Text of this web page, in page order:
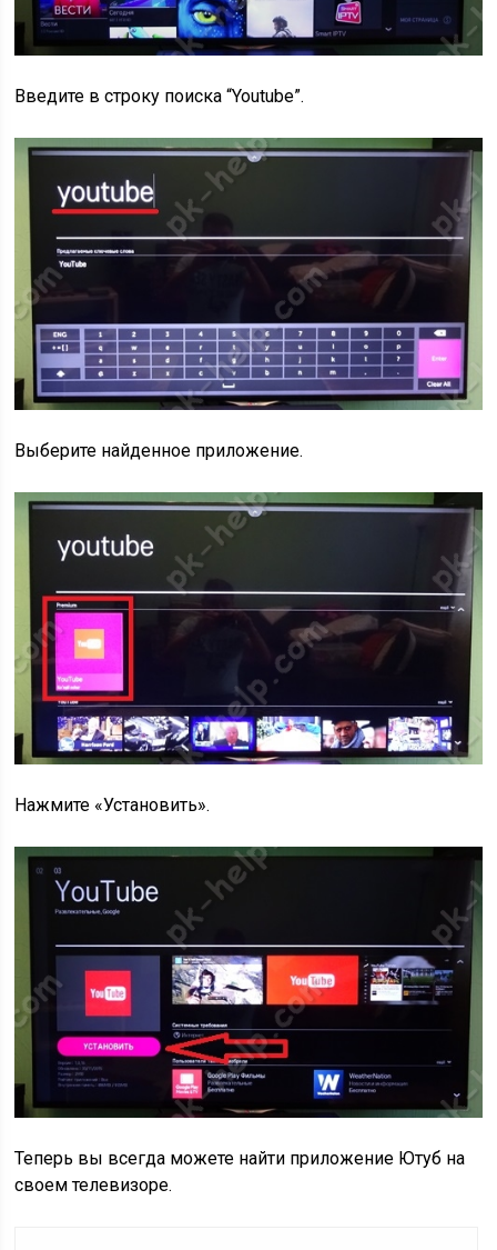
Введите в строку поиска “Youtube”.
Выберите найденное приложение.
Нажмите «Установить».
Теперь вы всегда можете найти приложение Ютуб на
своем телевизоре.